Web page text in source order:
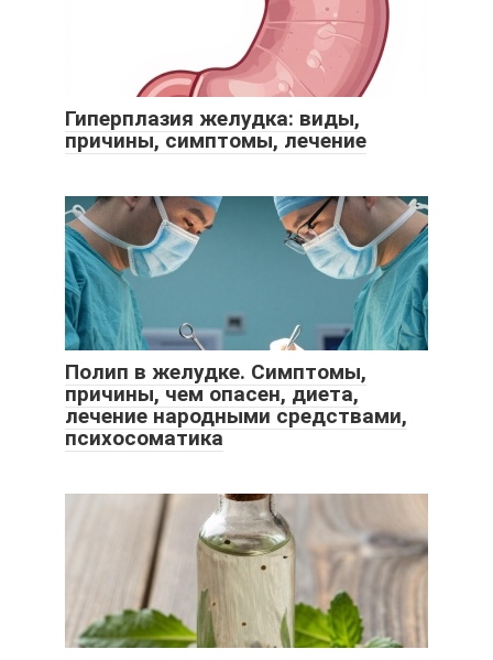
Гиперплазия желудка: виды,
причины, симптомы, лечение
Полип в желудке. Симптомы,
причины, чем опасен, диета,
лечение народными средствами,
психосоматика